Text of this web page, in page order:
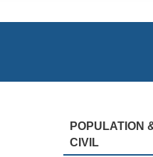
POPULATION
CIVIL